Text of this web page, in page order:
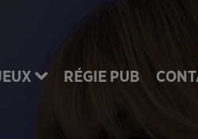
RÉGIE PUB